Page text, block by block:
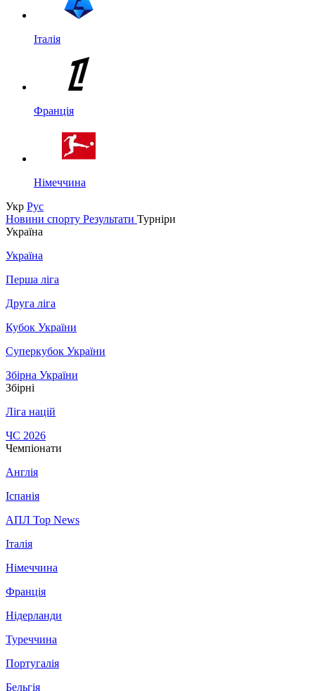
Італія
Франція
Німеччина
Укр Рус
Новини спорту Результати Турніри
Україна
Україна
Перша ліга
Друга ліга
Кубок України
Суперкубок України
Збірна України
Збірні
Ліга націй
ЧС 2026
Чемпіонати
Англія
Іспанія
АПЛ Top News
Італія
Німеччина
Франція
Нідерланди
Туреччина
Португалія
Бельгія